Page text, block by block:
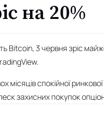
на 20%
Bitcoin, 3 червня зріс
спокійної
захисних покупок